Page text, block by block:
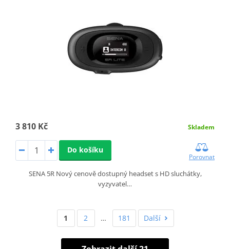
3 810 Kč Skladem
Do košíku
Porovnat
SENA 5R Nový cenově dostupný headset s HD sluchátky,
vyzyvatel…
1 2 … 181 Další